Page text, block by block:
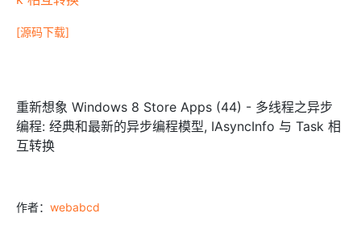
[源码下载]
重新想象 Windows 8 Store Apps (44) - 多线程之异步
编程: 经典和最新的异步编程模型, IAsyncInfo 与 Task 相
互转换
作者： webabcd